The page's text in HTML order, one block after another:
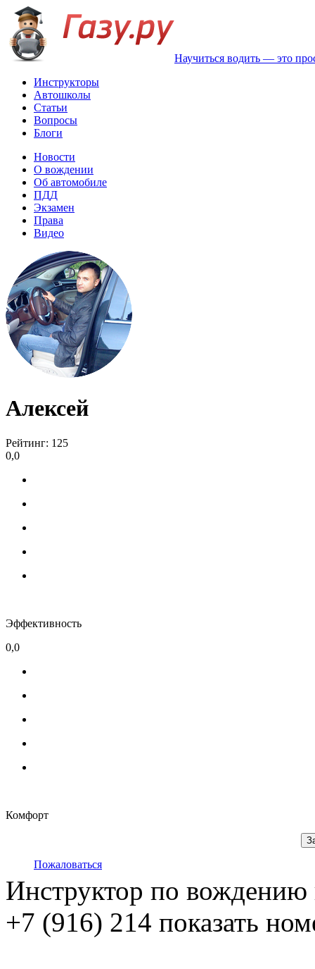
Научиться водить — это
Инструкторы
Автошколы
Статьи
Вопросы
Блоги
Новости
О вождении
Об автомобиле
ПДД
Экзамен
Права
Видео
Алексей
Рейтинг: 125
0,0
Эффективность
0,0
Комфорт
Пожаловаться
Инструктор по
+7 (916) 214 показать